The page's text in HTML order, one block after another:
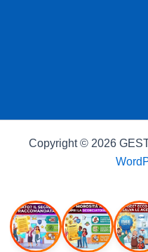
Copyright © 2026